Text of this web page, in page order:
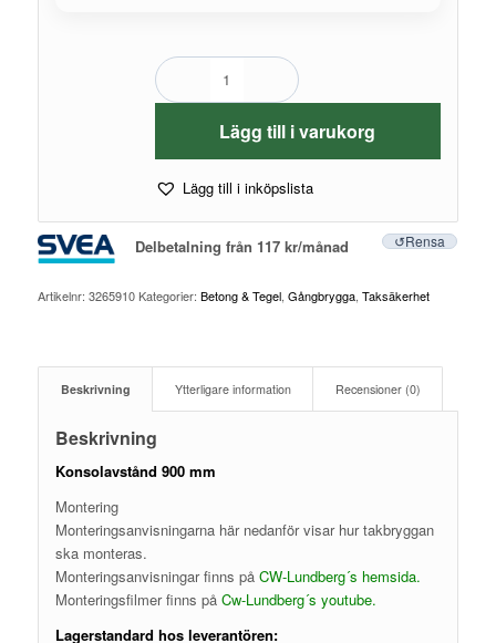
Rensa
Lägg till i varukorg
Lägg till i inköpslista
Delbetalning från 117 kr/månad
Artikelnr: 3265910 Kategorier: Betong & Tegel, Gångbrygga, Taksäkerhet
Beskrivning Ytterligare information Recensioner (0)
Beskrivning
Konsolavstånd 900 mm
Montering
Monteringsanvisningarna här nedanför visar hur takbryggan
ska monteras.
Monteringsanvisningar finns på CW-Lundberg´s hemsida.
Monteringsfilmer finns på Cw-Lundberg´s youtube.
Lagerstandard hos leverantören: